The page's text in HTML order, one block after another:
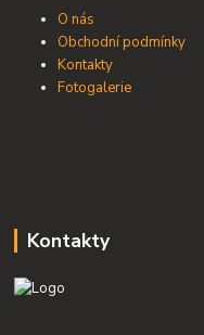
O nás
Obchodní podmínky
Kontakty
Fotogalerie
Kontakty